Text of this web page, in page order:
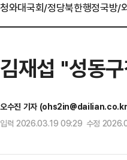
청와대국회/정당북한행정국방/
김재섭 "성동
오수진 기자
입력 2026.03.19 09:29 수정